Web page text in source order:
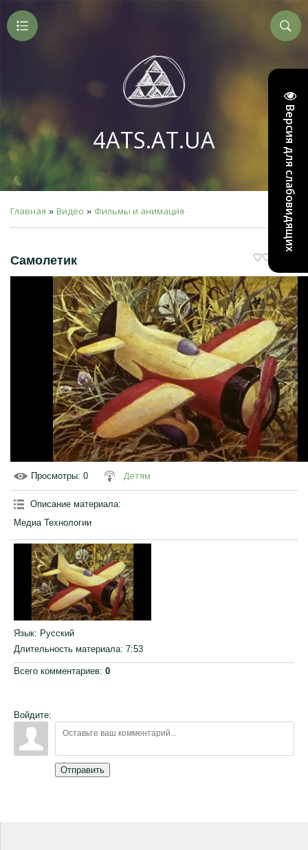
Версия для слабовидящих
4ATS.AT.UA
Главная » Видео » Фильмы и анимация
Самолетик
Просмотры: 0 Детям
Описание материала:
Медиа Технологии
Язык: Русский
Длительность материала: 7:53
Всего комментариев: 0
Войдите:
Отправить